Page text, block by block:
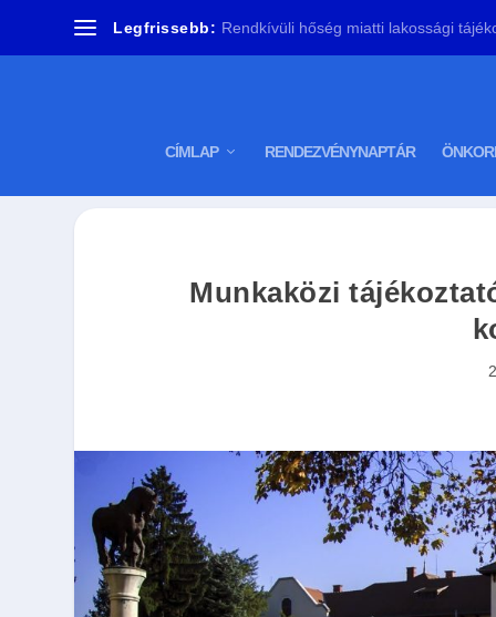
Legfrissebb: Rendkívüli hőség miatti lakossági
CÍMLAP RENDEZVÉNYNAPTÁR
Munkaközi